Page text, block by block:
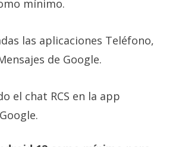
mínimo.
las aplicaciones Teléfono,
de Google.
el chat RCS en la app